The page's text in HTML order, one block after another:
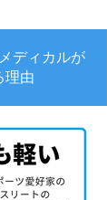
ディカルが
理由